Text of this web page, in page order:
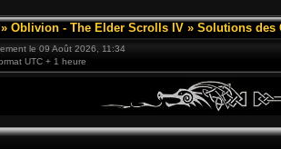
» Oblivion - The Elder Scrolls IV » Solutions des
le 09 Août 2026, 11:34
UTC + 1 heure